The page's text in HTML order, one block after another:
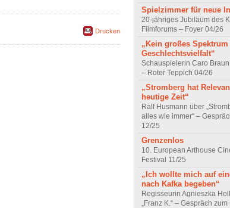
Drucken
Spielzimmer für neue
20-jähriges Jubiläum des
Filmforums – Foyer 04/26
„Kein großes Spektrum
Geschlechtsvielfalt“
Schauspielerin Caro Braun
– Roter Teppich 04/26
„Stromberg hat
heutige Zeit“
Ralf Husmann über
alles wie immer“ –
12/25
Grenzenlos
10. European Arthouse
Festival 11/25
„Ich wollte mich auf
nach Kafka begeben“
Regisseurin Agnieszka
„Franz K.“ – Gespräch